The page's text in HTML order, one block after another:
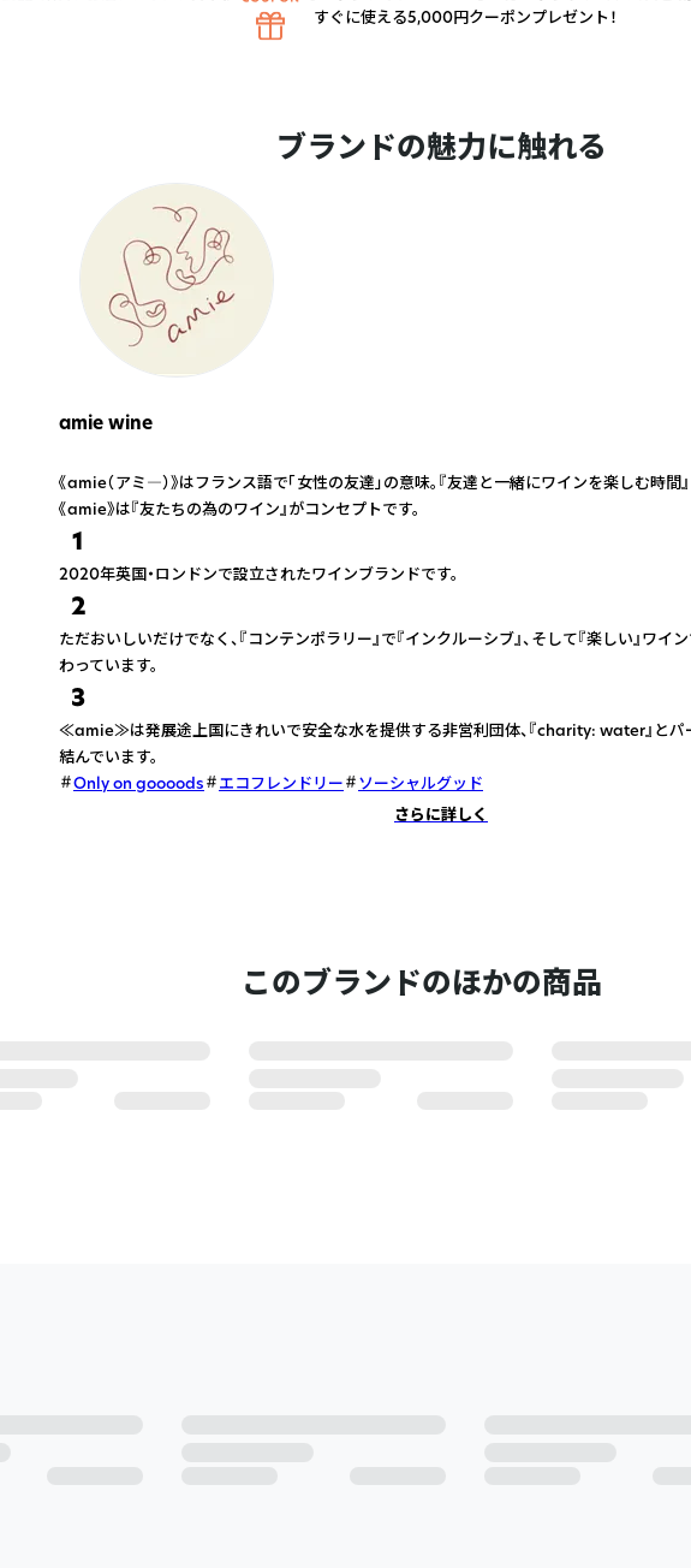
ブランドの魅力に触れる
amie wine
《amie（アミ―）》はフランス語で「女性の友達」の意味。『友達と一緒にワインを楽しむ時間
《amie》は『友たちの為のワイン』がコンセプトです。
1
2020年英国・ロンドンで設立されたワインブランドです。
2
ただおいしいだけでなく、『コンテンポラリー』で『インクルーシブ』、そして『楽しい』ワイ
わっています。
3
≪amie≫は発展途上国にきれいで安全な水を提供する非営利団体、『charity: water』とパ
結んでいます。
Only on goooods
エコフレンドリー
ソーシャルグッド
さらに詳しく
このブランドのほかの商品
すぐに使える5,000円クーポンプレゼント！